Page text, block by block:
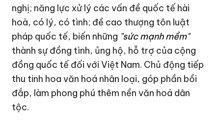
nghị; năng lực xử lý các vấn đề quốc tế hài
hoà, có lý, có tình; đề cao thượng tôn luật
pháp quốc tế, biến những "sức mạnh mềm"
thành sự đồng tình, ủng hộ, hỗ trợ của cộng
đồng quốc tế đối với Việt Nam. Chủ động tiếp
thu tinh hoa văn hoá nhân loại, góp phần bồi
đắp, làm phong phú thêm nền văn hoá dân
tộc.